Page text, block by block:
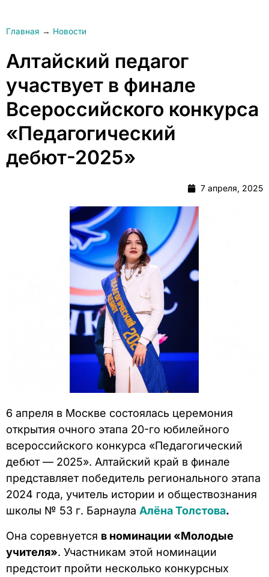
Главная → Новости
Алтайский педагог
участвует в финале
Всероссийского конкурса
«Педагогический
дебют-2025»
7 апреля, 2025
6 апреля в Москве состоялась церемония
открытия очного этапа 20-го юбилейного
всероссийского конкурса «Педагогический
дебют — 2025». Алтайский край в финале
представляет победитель регионального этапа
2024 года, учитель истории и обществознания
школы № 53 г. Барнаула Алёна Толстова.
Она соревнуется в номинации «Молодые
учителя». Участникам этой номинации
предстоит пройти несколько конкурсных